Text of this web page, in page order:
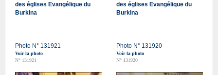
des églises Evangélique du
Burkina
Photo N° 131921
Voir la photo
N° 131921
des églises Evangélique du
Burkina
Photo N° 131920
Voir la photo
N° 131920